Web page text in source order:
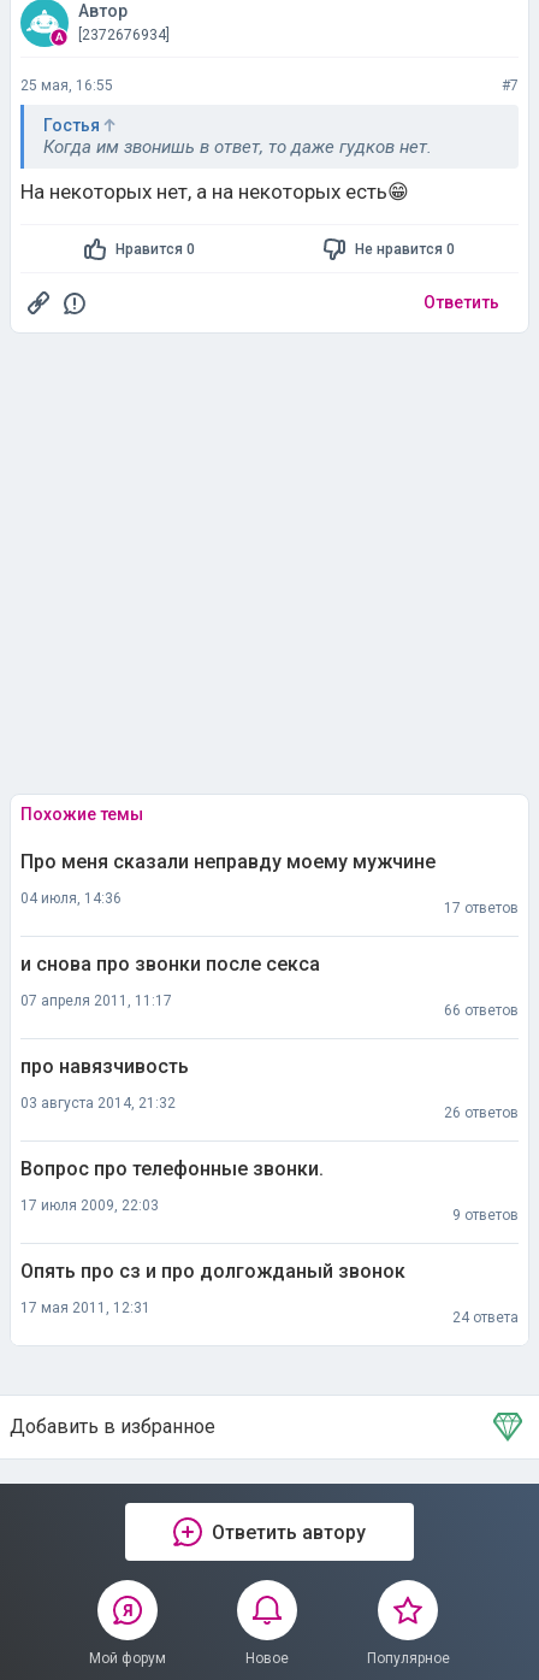
Автор
[2372676934]
25 мая, 16:55 #7
Гостья
Когда им звонишь в ответ, то даже гудков нет.
На некоторых нет, а на некоторых есть😁
Нравится 0 Не нравится 0
Ответить
Похожие темы
Про меня сказали неправду моему мужчине
04 июля, 14:36
17 ответов
и снова про звонки после секса
07 апреля 2011, 11:17
66 ответов
про навязчивость
03 августа 2014, 21:32
26 ответов
Вопрос про телефонные звонки.
17 июля 2009, 22:03
9 ответов
Опять про сз и про долгожданый звонок
17 мая 2011, 12:31
24 ответа
Добавить в избранное
Тема в избранном
Ответить автору
Мой форум Новое Популярное